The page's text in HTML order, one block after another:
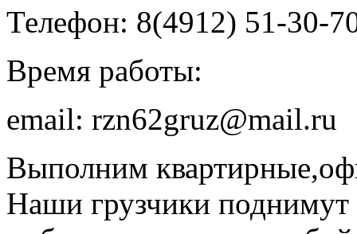
Телефон: 8(4912) 51-30-
Время работы:
email: rzn62gruz@mail.ru
Выполним
Наши грузчики поднимут